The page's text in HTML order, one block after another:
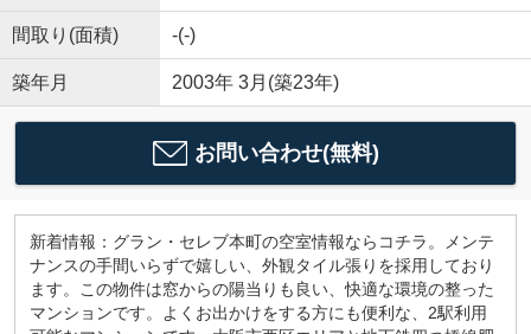
間取り(面積) -(-)
築年月 2003年 3月(築23年)
お問い合わせ(無料)
新着情報：グラン・セレブ本町の空室情報ならコチラ。メンテ
ナンスの手間いらずで嬉しい、外観タイル張りを採用しており
ます。この物件は窓からの陽当りも良い、快適な環境の整った
マンションです。よくお出かけをする方にも便利な、2駅利用